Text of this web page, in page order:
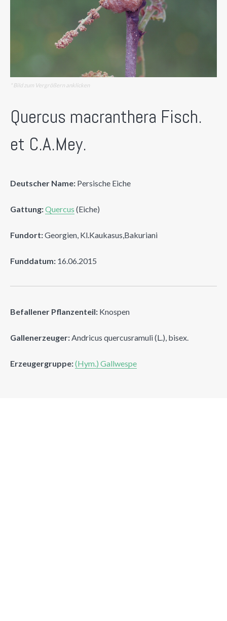
* Bild zum Vergrößern anklicken
Quercus macranthera Fisch.
et C.A.Mey.
Deutscher Name: Persische Eiche
Gattung:Quercus (Eiche)
Fundort:Georgien, Kl.Kaukasus,Bakuriani
Funddatum: 16.06.2015
Befallener Pflanzenteil: Knospen
Gallenerzeuger: Andricus quercusramuli (L.), bisex.
Erzeugergruppe:(Hym.) Gallwespe